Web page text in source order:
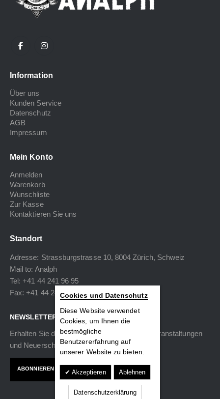
Information
Über uns
Kunden Service
Datenschutz
AGB
Impressum
Mein Konto
Anmelden
Warenkorb
Wunschliste
Zur Kasse
Kontaktieren Sie uns
Standort
Adresse: Strassburgstrasse 10, 8004 Zürich, Schweiz
Mail to: Analph
Tel: +41 44 241 96 95
Fax: +41 44 240 34 40
NEWSLETTER
Erhalten Sie die neuesten Informationen zu Veranstaltungen
und Neuerscheinungen.
ABONNIEREN
Cookies und Datenschutz
Diese Website verwendet
Cookies, um Ihnen die
bestmögliche
Benutzererfahrung auf
unserer Website zu bieten.
Akzeptieren Ablehnen
Datenschutzerklärung